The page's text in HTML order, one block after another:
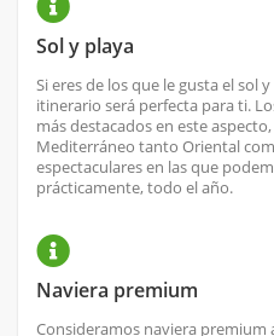
Sol y playa
Si eres de los que le gusta el sol
itinerario será perfecta para ti.
más destacados en este
Mediterráneo tanto Oriental
espectaculares en las que
prácticamente, todo el año.
Naviera premium
Consideramos naviera premium